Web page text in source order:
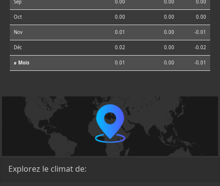
Sep 0.00 0.00 0.00
Oct 0.00 0.00 0.00
Nov 0.01 0.00 -0.01
Déc 0.02 0.00 -0.02
⌀ Mois 0.01 0.00 -0.01
Explorez le climat de: